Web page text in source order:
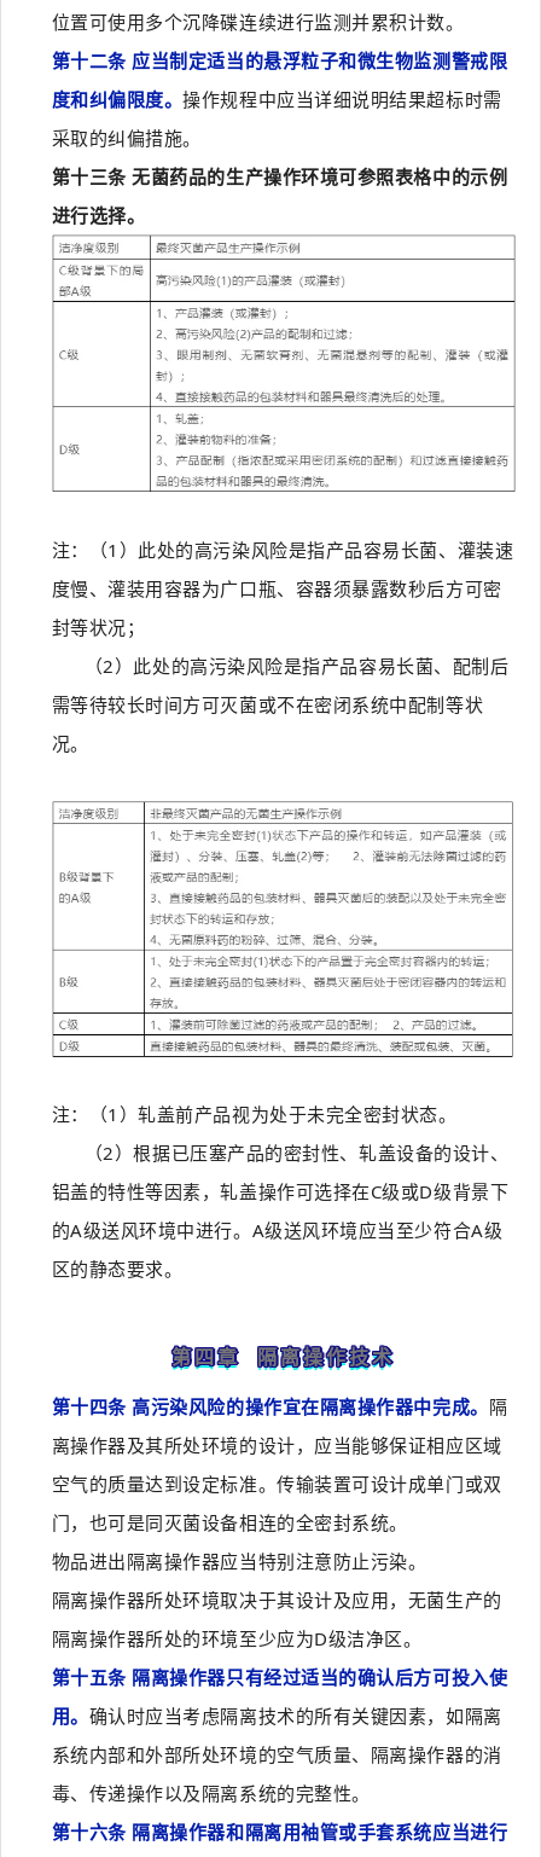
位置可使用多个沉降碟连续进行监测并累积计数。
第十二条 应当制定适当的悬浮粒子和微生物监测警戒限
度和纠偏限度。操作规程中应当详细说明结果超标时需
采取的纠偏措施。
第十三条 无菌药品的生产操作环境可参照表格中的示例
进行选择。
注：（1）此处的高污染风险是指产品容易长菌、灌装速
度慢、灌装用容器为广口瓶、容器须暴露数秒后方可密
封等状况；
（2）此处的高污染风险是指产品容易长菌、配制后
需等待较长时间方可灭菌或不在密闭系统中配制等状
况。
注：（1）轧盖前产品视为处于未完全密封状态。
（2）根据已压塞产品的密封性、轧盖设备的设计、
铝盖的特性等因素，轧盖操作可选择在C级或D级背景下
的A级送风环境中进行。A级送风环境应当至少符合A级
区的静态要求。
第四章 隔离操作技术
第十四条 高污染风险的操作宜在隔离操作器中完成。 隔
离操作器及其所处环境的设计，应当能够保证相应区域
空气的质量达到设定标准。传输装置可设计成单门或双
门，也可是同灭菌设备相连的全密封系统。
物品进出隔离操作器应当特别注意防止污染。
隔离操作器所处环境取决于其设计及应用，无菌生产的
隔离操作器所处的环境至少应为D级洁净区。
第十五条 隔离操作器只有经过适当的确认后方可投入使
用。 确认时应当考虑隔离技术的所有关键因素，如隔离
系统内部和外部所处环境的空气质量、隔离操作器的消
毒、传递操作以及隔离系统的完整性。
第十六条 隔离操作器和隔离用袖管或手套系统应当进行